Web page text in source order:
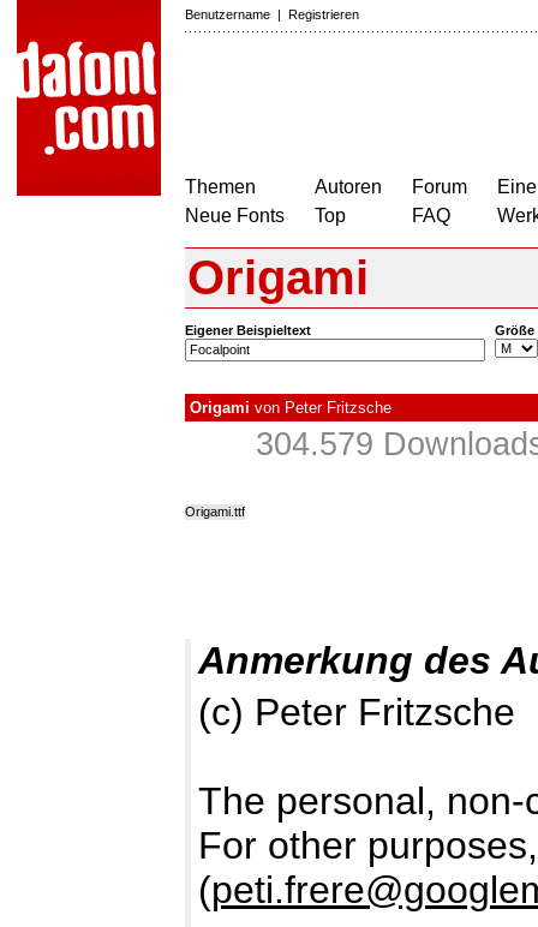
Benutzername | Registrieren
Themen
Neue Fonts
Autoren
Top
Forum
FAQ
Origami
Eigener Beispieltext Größe
Origami von Peter Fritzsche
304.579
Origami.ttf
Anmerkung des
(c) Peter Fritzsche
The personal,
For other
(